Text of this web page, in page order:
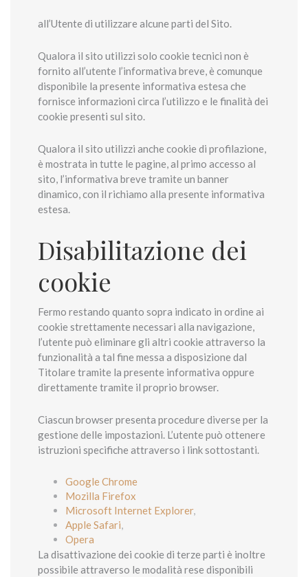
all’Utente di utilizzare alcune parti del Sito.
Qualora il sito utilizzi solo cookie tecnici non è
fornito all’utente l’informativa breve, è comunque
disponibile la presente informativa estesa che
fornisce informazioni circa l’utilizzo e le finalità dei
cookie presenti sul sito.
Qualora il sito utilizzi anche cookie di profilazione,
è mostrata in tutte le pagine, al primo accesso al
sito, l’informativa breve tramite un banner
dinamico, con il richiamo alla presente informativa
estesa.
Disabilitazione dei
cookie
Fermo restando quanto sopra indicato in ordine ai
cookie strettamente necessari alla navigazione,
l’utente può eliminare gli altri cookie attraverso la
funzionalità a tal fine messa a disposizione dal
Titolare tramite la presente informativa oppure
direttamente tramite il proprio browser.
Ciascun browser presenta procedure diverse per la
gestione delle impostazioni. L’utente può ottenere
istruzioni specifiche attraverso i link sottostanti.
Google Chrome
Mozilla Firefox
Microsoft Internet Explorer,
Apple Safari,
Opera
La disattivazione dei cookie di terze parti è inoltre
possibile attraverso le modalità rese disponibili